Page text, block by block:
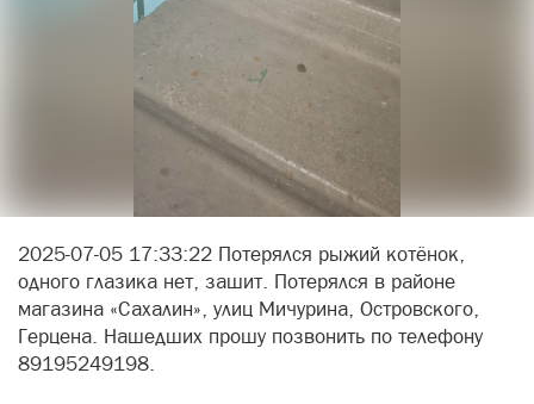
2025-07-05 17:33:22 Потерялся рыжий котёнок,
одного глазика нет, зашит. Потерялся в районе
магазина «Сахалин», улиц Мичурина, Островского,
Герцена. Нашедших прошу позвонить по телефону
89195249198.